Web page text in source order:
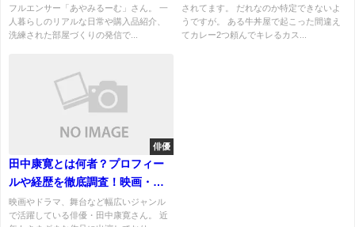
説
フルエンサー「あやみるーむ」さん。 一
人暮らしのリアルな日常や購入品紹介、
洗練された部屋づくりの発信で...
されてます。 だれなのか特定できないよ
うですが。 ある牛丼屋で起こった間違え
てカレー2つ頼んでキレるカス...
俳優
田中康寛とは何者？プロフィー
ルや経歴を徹底調査！映画・ド
ラマ・舞台で活躍する実力派俳
優
映画やドラマ、舞台など幅広いジャンル
で活躍している俳優・田中康寛さん。 近